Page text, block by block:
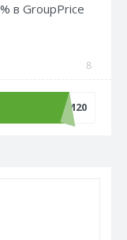
в GroupPrice
8
ХОББИ20